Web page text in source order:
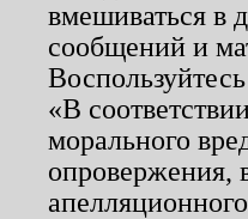
вмешиваться в
сообщений и
«В
морального
опровержения,